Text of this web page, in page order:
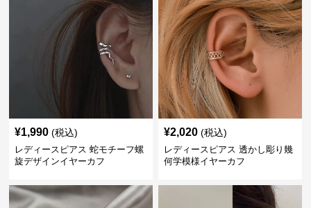
¥1,990 (税込)
レディースピアス 蛇モチーフ螺
旋デザインイヤーカフ
¥2,020 (税込)
レディースピアス 透かし彫り幾
何学模様イヤーカフ